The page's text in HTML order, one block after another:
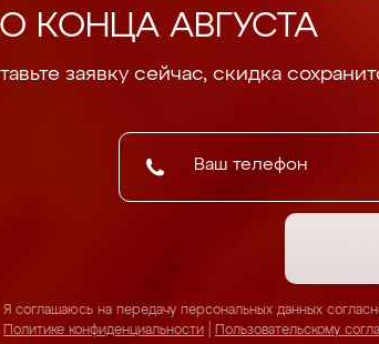
КОНЦА АВГУСТА
заявку сейчас, скидка
Я соглашаюсь на передачу персональных данных
Политике конфиденциальности
Пользовательскому